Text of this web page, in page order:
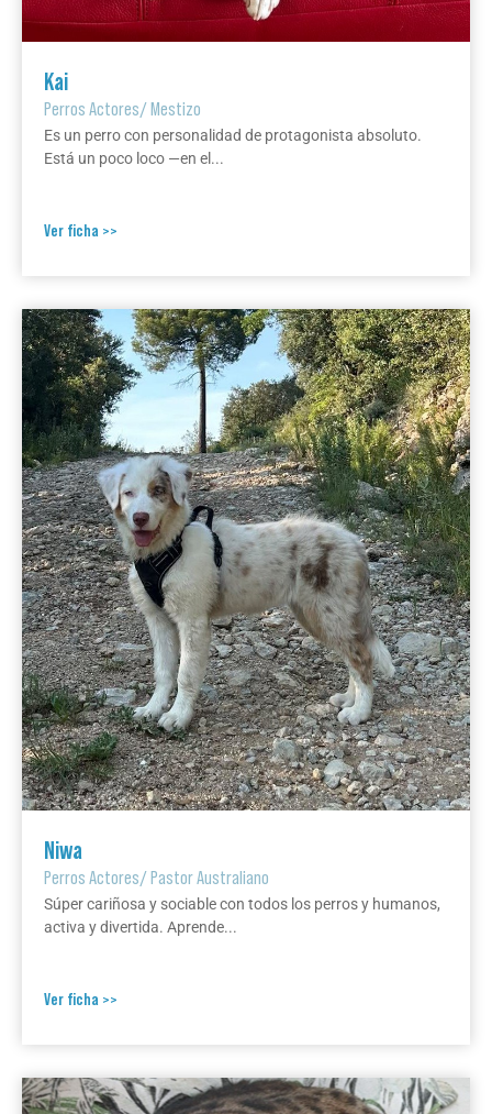
Kai
Perros Actores/Mestizo
Es un perro con personalidad de protagonista absoluto.
Está un poco loco —en el...
Ver ficha >>
Niwa
Perros Actores/Pastor Australiano
Súper cariñosa y sociable con todos los perros y humanos,
activa y divertida. Aprende...
Ver ficha >>